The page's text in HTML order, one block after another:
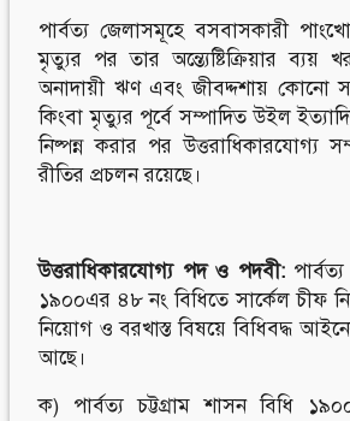
পার্বত্য জেলাসমূহে বসবাসকারী
মৃত্যুর পর তার অন্ত্যেষ্টিক্রিয়ার ব্যয়
অনাদায়ী ঋণ এবং জীবদ্দশায় কোনো
কিংবা মৃত্যুর পূর্বে সম্পাদিত উইল
নিষ্পন্ন করার পর উত্তরাধিকারযোগ্য
রীতির প্রচলন রয়েছে।
উত্তরাধিকারযোগ্য পদ ও পদবী:পার্বত্য
১৯০০এর ৪৮ নং বিধিতে সার্কেল চীফ
নিয়োগ ও বরখাস্ত বিষয়ে বিধিবদ্ধ
আছে।
ক) পার্বত্য চট্টগ্রাম শাসন বিধি